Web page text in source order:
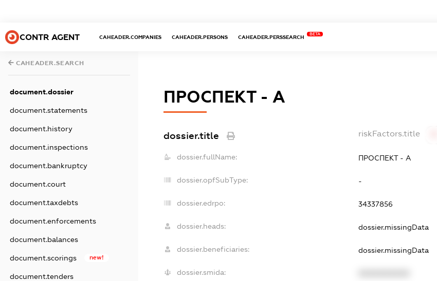
CONTR AGENT CAHEADER.COMPANIES CAHEADER.PERSONS CAHEADER.PERSSEARCH
BETA
CAHEADER.SEARCH
document.dossier
document.statements
document.history
document.inspections
document.bankruptcy
document.court
document.taxdebts
document.enforcements
document.balances
document.scorings new!
document.tenders
ПРОСПЕКТ - А
dossier.title riskFactors.title
dossier.fullName: ПРОСПЕКТ - А
dossier.opfSubType: -
dossier.edrpo: 34337856
dossier.heads: dossier.missingData
dossier.beneficiaries: dossier.missingData
dossier.smida: